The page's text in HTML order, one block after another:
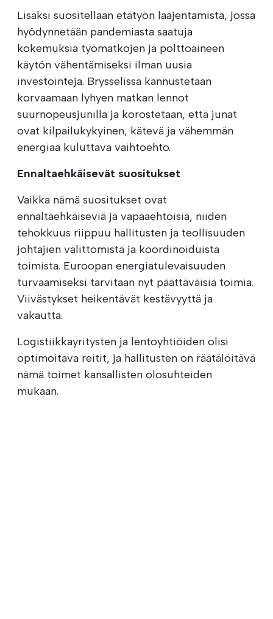
Lisäksi suositellaan etätyön laajentamista, jossa
hyödynnetään pandemiasta saatuja
kokemuksia työmatkojen ja polttoaineen
käytön vähentämiseksi ilman uusia
investointeja. Brysselissä kannustetaan
korvaamaan lyhyen matkan lennot
suurnopeusjunilla ja korostetaan, että junat
ovat kilpailukykyinen, kätevä ja vähemmän
energiaa kuluttava vaihtoehto.
Ennaltaehkäisevät suositukset
Vaikka nämä suositukset ovat
ennaltaehkäiseviä ja vapaaehtoisia, niiden
tehokkuus riippuu hallitusten ja teollisuuden
johtajien välittömistä ja koordinoiduista
toimista. Euroopan energiatulevaisuuden
turvaamiseksi tarvitaan nyt päättäväisiä toimia.
Viivästykset heikentävät kestävyyttä ja
vakautta.
Logistiikkayritysten ja lentoyhtiöiden olisi
optimoitava reitit, ja hallitusten on räätälöitävä
nämä toimet kansallisten olosuhteiden
mukaan.